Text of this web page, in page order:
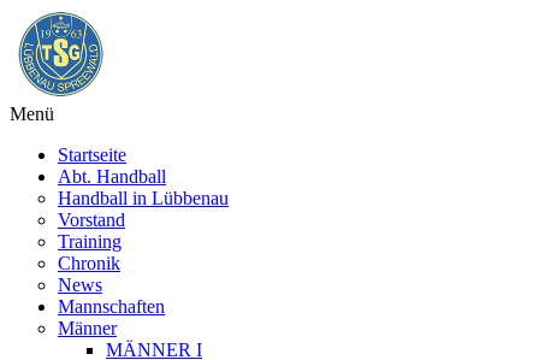
Menü
Startseite
Abt. Handball
Handball in Lübbenau
Vorstand
Training
Chronik
News
Mannschaften
Männer
MÄNNER I